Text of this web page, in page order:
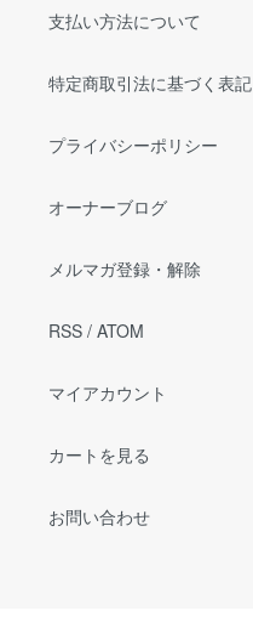
支払い方法について
特定商取引法に基づく表記
プライバシーポリシー
オーナーブログ
メルマガ登録・解除
RSS / ATOM
マイアカウント
カートを見る
お問い合わせ